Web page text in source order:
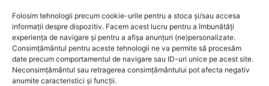
Folosim tehnologii precum cookie-urile pentru a stoca și/sau accesa
informații despre dispozitiv. Facem acest lucru pentru a îmbunătăți
experiența de navigare și pentru a afișa anunțuri (ne)personalizate.
Consimțământul pentru aceste tehnologii ne va permite să procesăm
date precum comportamentul de navigare sau ID-uri unice pe acest site.
Neconsimțământul sau retragerea consimțământului pot afecta negativ
anumite caracteristici și funcții.